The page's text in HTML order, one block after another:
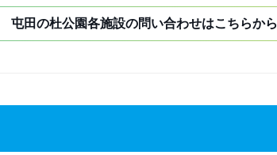
屯田の杜公園各施設の問い合わせはこちらから